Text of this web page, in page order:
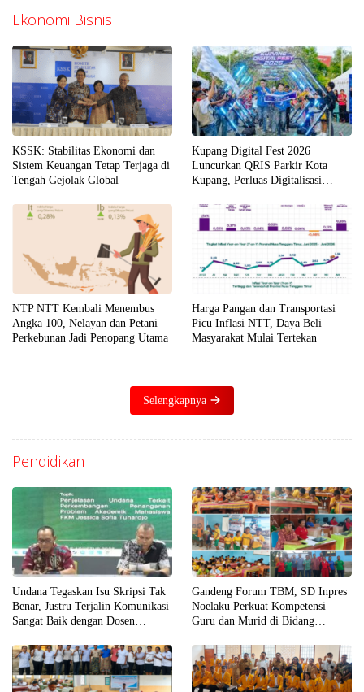
Ekonomi Bisnis
KSSK: Stabilitas Ekonomi dan
Sistem Keuangan Tetap Terjaga di
Tengah Gejolak Global
Kupang Digital Fest 2026
Luncurkan QRIS Parkir Kota
Kupang, Perluas Digitalisasi
NTP NTT Kembali Menembus
Angka 100, Nelayan dan Petani
Perkebunan Jadi Penopang Utama
Harga Pangan dan Transportasi
Picu Inflasi NTT, Daya Beli
Masyarakat Mulai Tertekan
Selengkapnya
Pendidikan
Undana Tegaskan Isu Skripsi Tak
Benar, Justru Terjalin Komunikasi
Sangat Baik dengan Dosen
Gandeng Forum TBM, SD Inpres
Noelaku Perkuat Kompetensi
Guru dan Murid di Bidang